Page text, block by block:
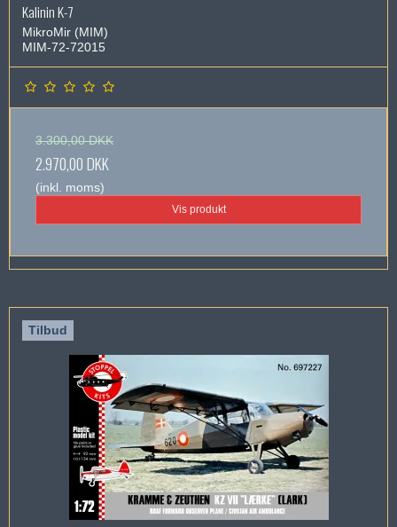
Kalinin K-7
MikroMir (MIM)
MIM-72-72015
3.300,00 DKK
2.970,00 DKK
(inkl. moms)
Vis produkt
Tilbud